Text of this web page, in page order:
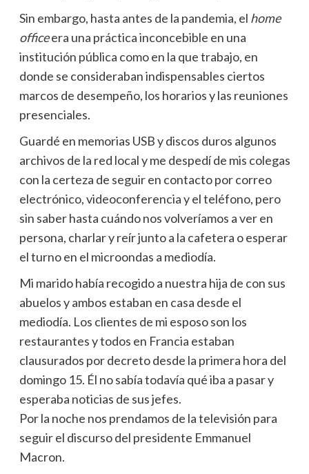
Sin embargo, hasta antes de la pandemia, el home
officeera una práctica inconcebible en una
institución pública como en la que trabajo, en
donde se consideraban indispensables ciertos
marcos de desempeño, los horarios y las reuniones
presenciales.
Guardé en memorias USB y discos duros algunos
archivos de la red local y me despedí de mis colegas
con la certeza de seguir en contacto por correo
electrónico, videoconferencia y el teléfono, pero
sin saber hasta cuándo nos volveríamos a ver en
persona, charlar y reír junto a la cafetera o esperar
el turno en el microondas a mediodía.
Mi marido había recogido a nuestra hija de con sus
abuelos y ambos estaban en casa desde el
mediodía. Los clientes de mi esposo son los
restaurantes y todos en Francia estaban
clausurados por decreto desde la primera hora del
domingo 15. Él no sabía todavía qué iba a pasar y
esperaba noticias de sus jefes.
Por la noche nos prendamos de la televisión para
seguir el discurso del presidente Emmanuel
Macron.